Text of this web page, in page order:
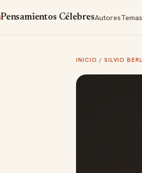
Pensamientos CélebresAutoresTemas
INICIO / SILVIO